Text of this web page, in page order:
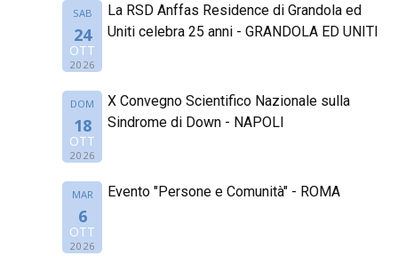
SAB
24
OTT
2026
La RSD Anffas Residence di Grandola ed
Uniti celebra 25 anni - GRANDOLA ED UNITI
DOM
18
OTT
2026
X Convegno Scientifico Nazionale sulla
Sindrome di Down - NAPOLI
MAR
6
OTT
2026
Evento "Persone e Comunità" - ROMA